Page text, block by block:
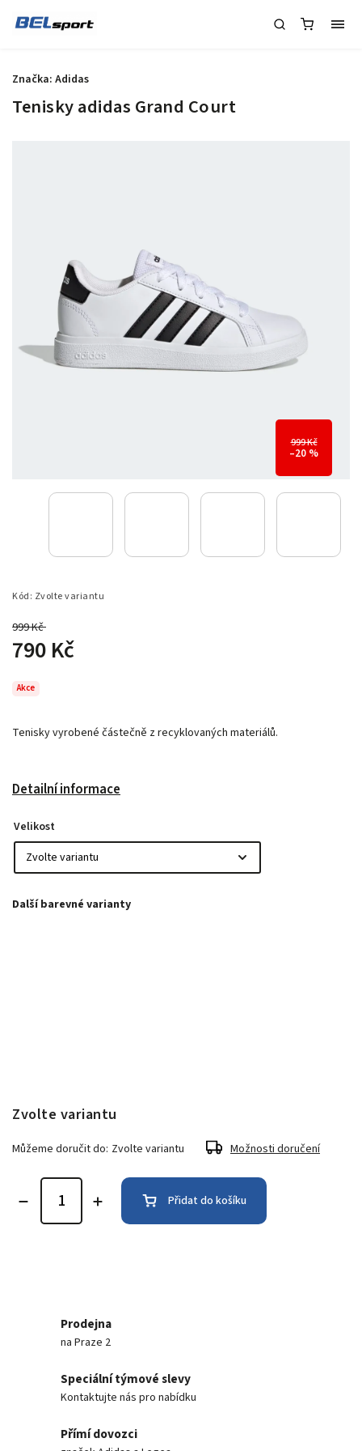
Tenisky adidas Grand Court
999 Kč
–20 %
Kód: Zvolte variantu
999 Kč
790 Kč
Akce
Tenisky vyrobené částečně z recyklovaných materiálů.
Detailní informace
Značka: Adidas
Velikost
Zvolte variantu
Můžeme doručit do: Zvolte variantu Možnosti doručení
Přidat do košíku
Prodejna
na Praze 2
Speciální týmové slevy
Kontaktujte nás pro nabídku
Přímí dovozci